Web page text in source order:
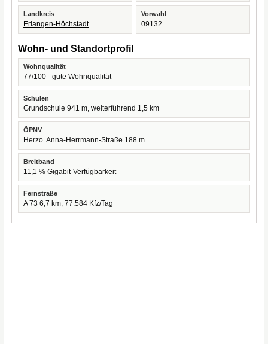
Landkreis
Erlangen-Höchstadt
Vorwahl
09132
Wohn- und Standortprofil
Wohnqualität
77/100 - gute Wohnqualität
Schulen
Grundschule 941 m, weiterführend 1,5 km
ÖPNV
Herzo. Anna-Herrmann-Straße 188 m
Breitband
11,1 % Gigabit-Verfügbarkeit
Fernstraße
A 73 6,7 km, 77.584 Kfz/Tag